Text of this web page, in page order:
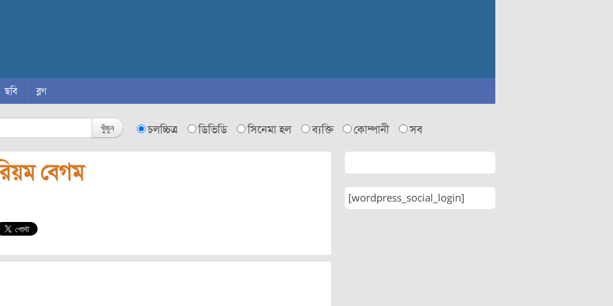
ছবি ব্লগ
খুঁজুন চলচ্চিত্র ডিভিডি সিনেমা হল ব্যক্তি কোম্পানী সব
বেগম
[wordpress_social_login]